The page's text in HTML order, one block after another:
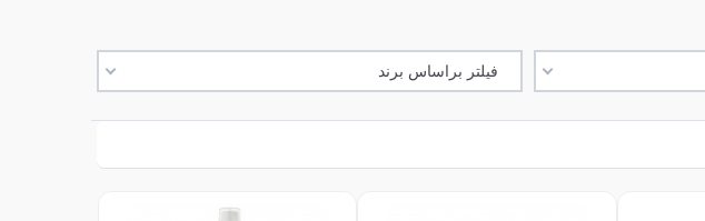
فیلتر براساس برند